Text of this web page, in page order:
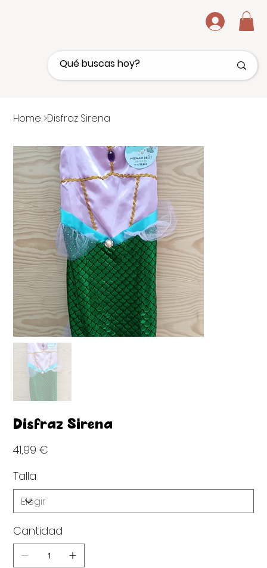
.
Home >Disfraz Sirena
Disfraz Sirena
41,99 €
Talla
Cantidad